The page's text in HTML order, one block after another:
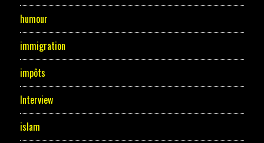
humour
immigration
impôts
Interview
islam